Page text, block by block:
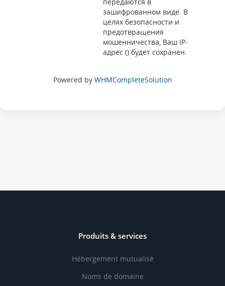
зашифрованном виде. В
целях безопасности и
предотвращения
мошенничества, Ваш IP-
адрес () будет сохранен.
Powered by WHMCompleteSolution
Produits & services
Hébergement mutualisé
Noms de domaine